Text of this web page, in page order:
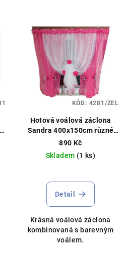
Hotová voálová záclona
Sandra 400x150cm různé
barvy
890 Kč
Skladem (1 ks)
hodnocení
produktu
z
5
hvězdiček.
Detail
Krásná voálová záclona
kombinovaná s barevným
voálem.
KÓD: 4281/ZEL